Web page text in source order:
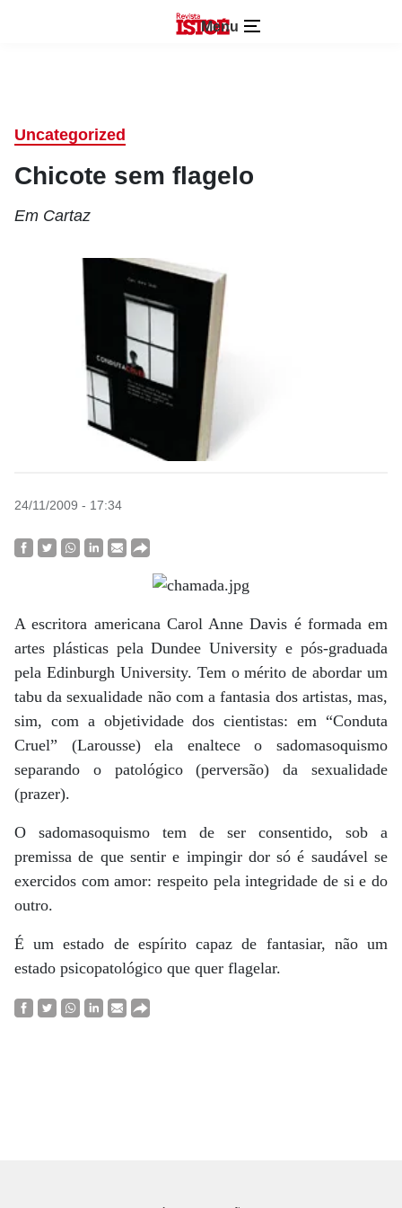
Menu
Uncategorized
Chicote sem flagelo
Em Cartaz
24/11/2009 - 17:34
A escritora americana Carol Anne Davis é formada em
artes plásticas pela Dundee University e pós-graduada
pela Edinburgh University. Tem o mérito de abordar um
tabu da sexualidade não com a fantasia dos artistas, mas,
sim, com a objetividade dos cientistas: em “Conduta
Cruel” (Larousse) ela enaltece o sadomasoquismo
separando o patológico (perversão) da sexualidade
(prazer).
O sadomasoquismo tem de ser consentido, sob a
premissa de que sentir e impingir dor só é saudável se
exercidos com amor: respeito pela integridade de si e do
outro.
É um estado de espírito capaz de fantasiar, não um
estado psicopatológico que quer flagelar.